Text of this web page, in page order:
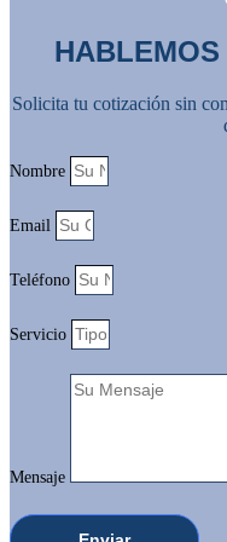
Solicita tu cotización sin
Nombre
Email
Teléfono
Servicio
Mensaje